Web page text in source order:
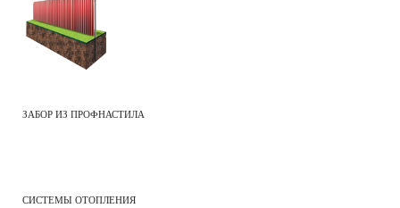
ЗАБОР ИЗ ПРОФНАСТИЛА
СИСТЕМЫ ОТОПЛЕНИЯ